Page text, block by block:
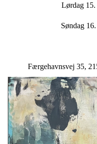
Lørdag
Søndag
Færgehavnsvej 35,